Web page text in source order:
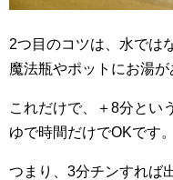
2つ目のコツは、水では
魔法瓶やポットにお湯が
これだけで、＋8分とい
ゆで時間だけでOKです。
つまり、3分チンすれば